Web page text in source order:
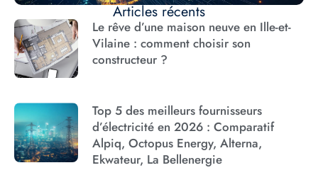
Articles récents
Le rêve d’une maison neuve en Ille-et-
Vilaine : comment choisir son
constructeur ?
Top 5 des meilleurs fournisseurs
d’électricité en 2026 : Comparatif
Alpiq, Octopus Energy, Alterna,
Ekwateur, La Bellenergie